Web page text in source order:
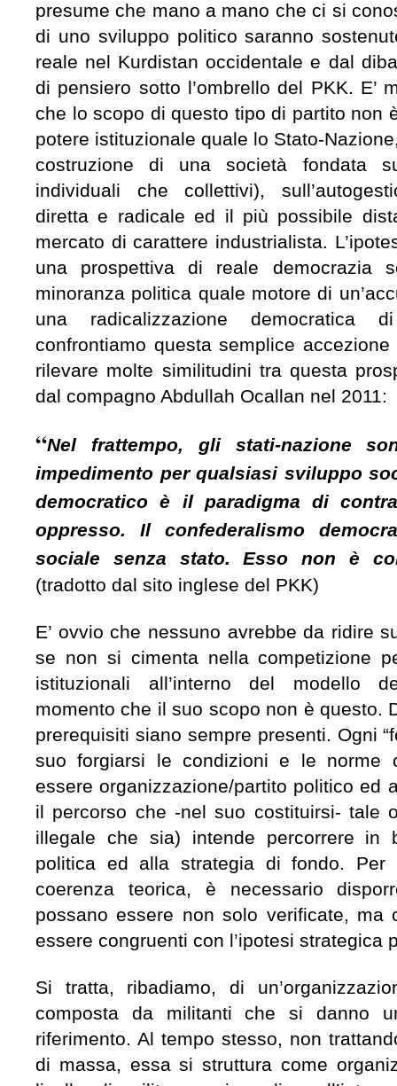
presume che mano a mano che ci si
di uno sviluppo politico saranno
reale nel Kurdistan occidentale e dal
di pensiero sotto l’ombrello del PKK. E’
che lo scopo di questo tipo di partito non
potere istituzionale quale lo Stato-
costruzione di una società fondata
individuali che collettivi),
diretta e radicale ed il più possibile
mercato di carattere industrialista.
una prospettiva di reale democrazia
minoranza politica quale motore di
una radicalizzazione democratica
confrontiamo questa semplice
rilevare molte similitudini tra questa
dal compagno Abdullah Ocallan nel 2011:
“Nel frattempo, gli stati-nazione
impedimento per qualsiasi sviluppo
democratico è il paradigma di
oppresso. Il confederalismo
sociale senza stato. Esso non è
(tradotto dal sito inglese del PKK)
E’ ovvio che nessuno avrebbe da ridire
se non si cimenta nella competizione
istituzionali all’interno del modello
momento che il suo scopo non è questo.
prerequisiti siano sempre presenti. Ogni
suo forgiarsi le condizioni e le norme
essere organizzazione/partito politico ed
il percorso che -nel suo costituirsi- tale
illegale che sia) intende percorrere in
politica ed alla strategia di fondo. Per
coerenza teorica, è necessario
possano essere non solo verificate, ma
essere congruenti con l’ipotesi strategica
Si tratta, ribadiamo, di
composta da militanti che si danno
riferimento. Al tempo stesso, non
di massa, essa si struttura come